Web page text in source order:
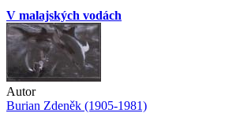
V malajských vodách
Autor
Burian Zdeněk (1905-1981)